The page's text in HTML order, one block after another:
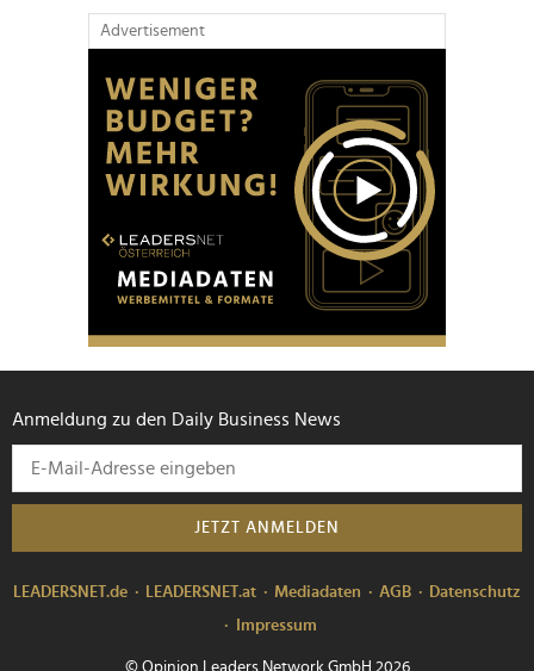
Advertisement
Anmeldung zu den Daily Business News
JETZT ANMELDEN
LEADERSNET.de LEADERSNET.at Mediadaten AGB
Datenschutz
Impressum